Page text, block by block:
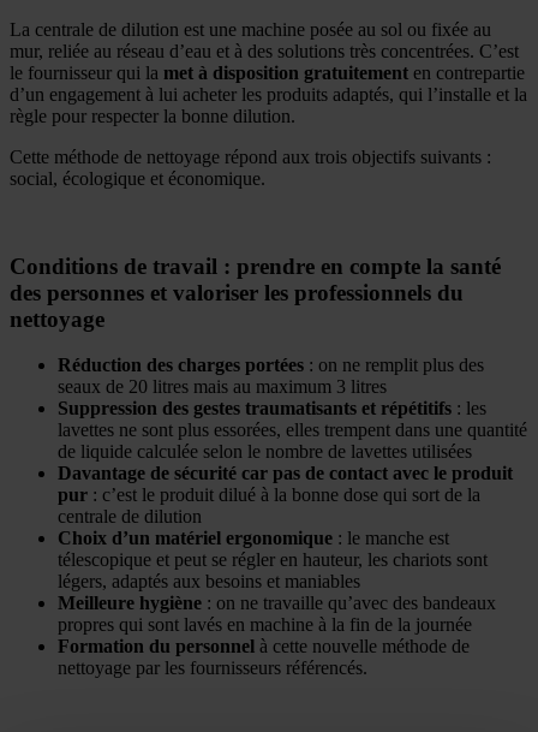
La centrale de dilution est une machine posée au sol ou fixée au
mur, reliée au réseau d’eau et à des solutions très concentrées. C’est
le fournisseur qui la met à disposition gratuitement en contrepartie
d’un engagement à lui acheter les produits adaptés, qui l’installe et la
règle pour respecter la bonne dilution.
Cette méthode de nettoyage répond aux trois objectifs suivants :
social, écologique et économique.
Conditions de travail : prendre en compte la santé
des personnes et valoriser les professionnels du
nettoyage
Réduction des charges portées : on ne remplit plus des
seaux de 20 litres mais au maximum 3 litres
Suppression des gestes traumatisants et répétitifs : les
lavettes ne sont plus essorées, elles trempent dans une quantité
de liquide calculée selon le nombre de lavettes utilisées
Davantage de sécurité car pas de contact avec le produit
pur : c’est le produit dilué à la bonne dose qui sort de la
centrale de dilution
Choix d’un matériel ergonomique : le manche est
télescopique et peut se régler en hauteur, les chariots sont
légers, adaptés aux besoins et maniables
Meilleure hygiène : on ne travaille qu’avec des bandeaux
propres qui sont lavés en machine à la fin de la journée
Formation du personnel à cette nouvelle méthode de
nettoyage par les fournisseurs référencés.